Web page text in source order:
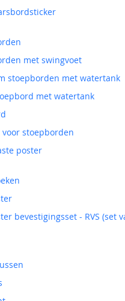
met swingvoet
stoepborden met watertank
met watertank
voor stoepborden
poster
bevestigingsset - RVS (set